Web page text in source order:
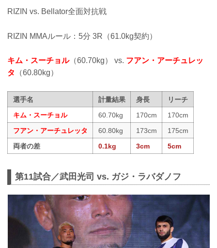
RIZIN vs. Bellator全面対抗戦
RIZIN MMAルール：5分 3R（61.0kg契約）
キム・スーチョル（60.70kg） vs. フアン・アーチュレッ
タ
（60.80kg）
選手名 計量結果 身長
リーチ
キム・スーチョル
60.70kg 170cm
170cm
フアン・アーチュレッタ
60.80kg 173cm
175cm
両者の差
0.1kg 3cm 5cm
第11試合／武田光司 vs. ガジ・ラバダノフ